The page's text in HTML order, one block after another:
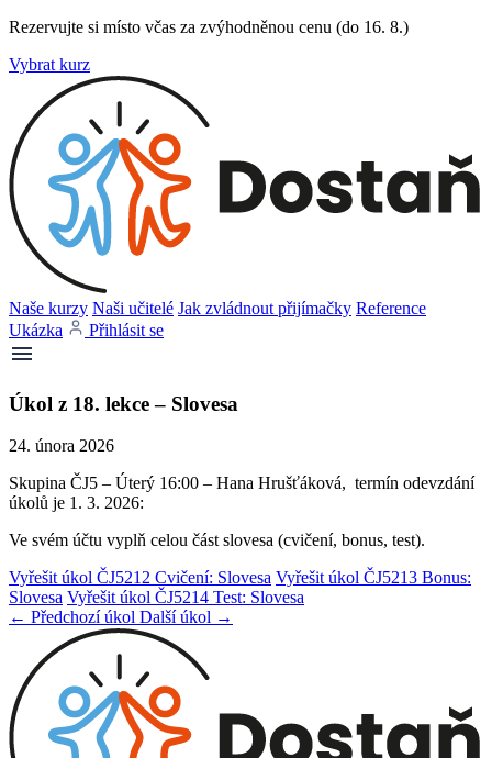
Rezervujte si místo včas za zvýhodněnou cenu (do 16. 8.)
Vybrat kurz
Naše kurzy Naši učitelé Jak zvládnout přijímačky Reference
Ukázka
Přihlásit se
Úkol z 18. lekce – Slovesa
24. února 2026
Skupina ČJ5 – Úterý 16:00 – Hana Hrušťáková, termín odevzdání
úkolů je 1. 3. 2026:
Ve svém účtu vyplň celou část slovesa (cvičení, bonus, test).
Vyřešit úkol ČJ5212 Cvičení: Slovesa Vyřešit úkol ČJ5213 Bonus:
Slovesa Vyřešit úkol ČJ5214 Test: Slovesa
← Předchozí úkol Další úkol →